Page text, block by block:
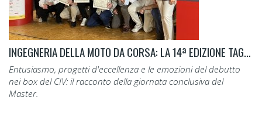
INGEGNERIA DELLA MOTO DA CORSA: LA 14ª EDIZIONE TAGLIA IL TRAGUARDO.
Entusiasmo, progetti d'eccellenza e le emozioni del debutto
nei box del CIV: il racconto della giornata conclusiva del
Master.